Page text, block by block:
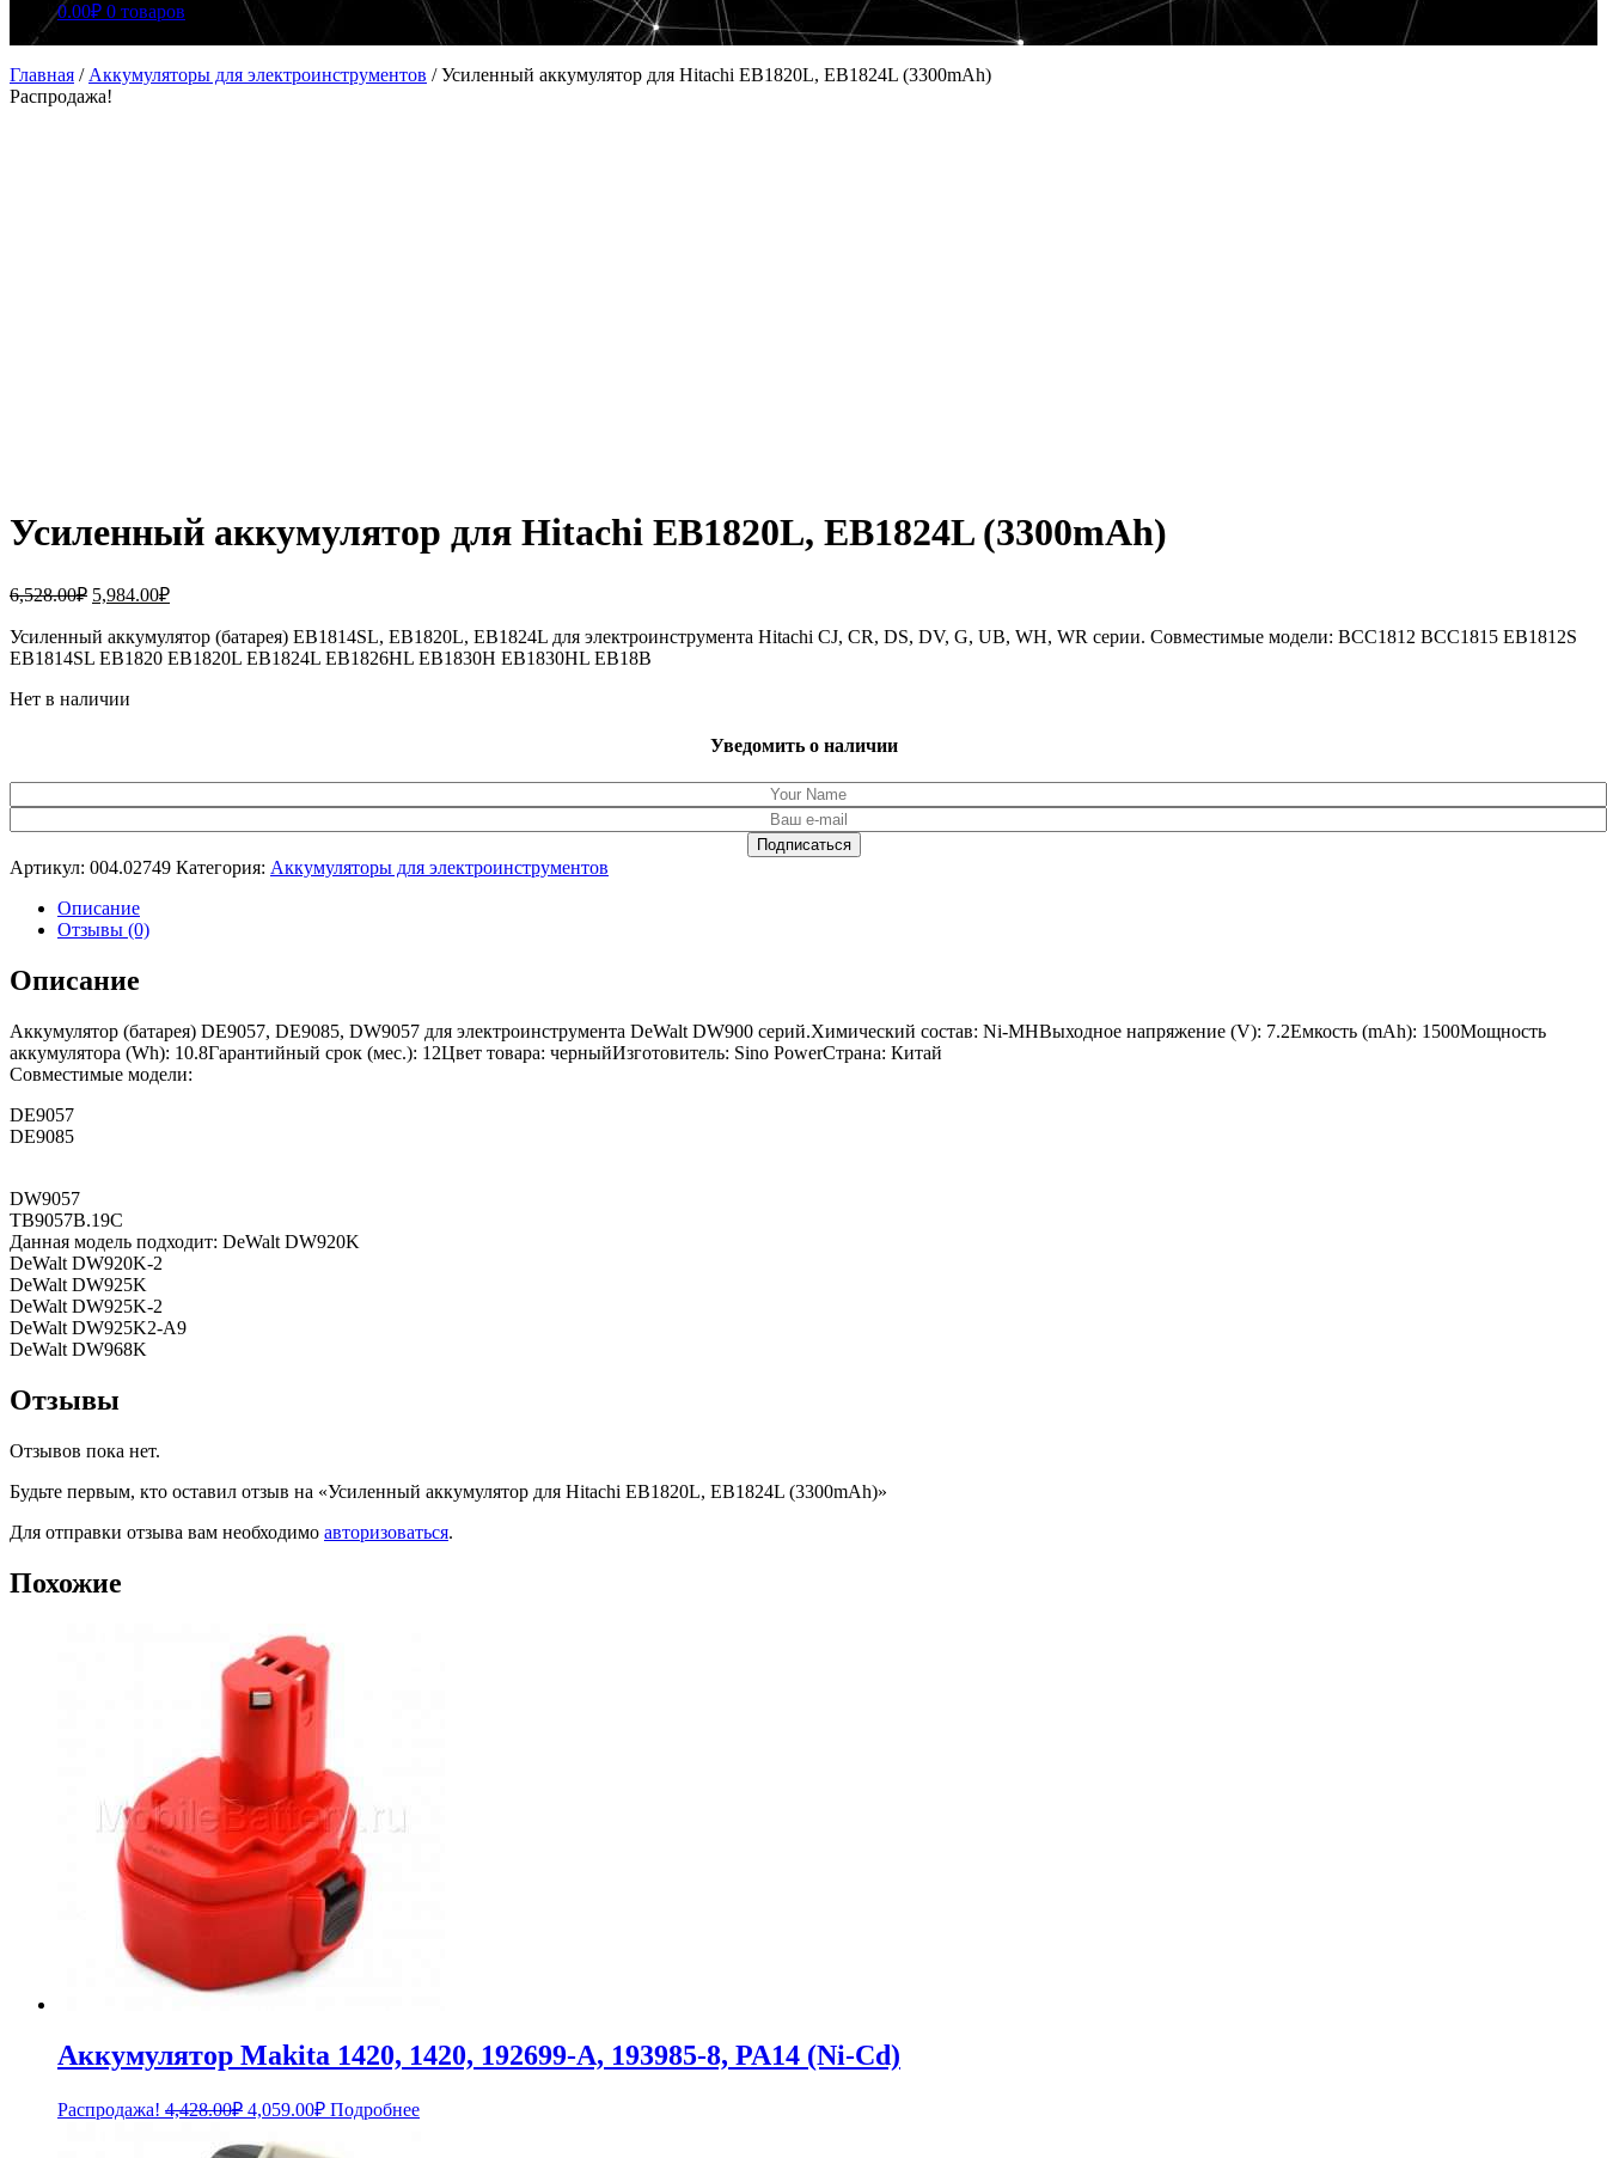
0.00₽ 0 товаров
Главная / Аккумуляторы для электроинструментов /Усиленный аккумулятор для Hitachi EB1820L, EB1824L (3300mAh)
Распродажа!
Усиленный аккумулятор для Hitachi EB1820L, EB1824L (3300mAh)
6,528.00₽ Первоначальная
составляла
6,528.00₽.
5,984.00₽Текущая
5,984.00₽.
Усиленный аккумулятор (батарея) EB1814SL, EB1820L, EB1824L для электроинструмента Hitachi CJ, CR, DS, DV, G, UB, WH, WR серии. Совместимые модели: BCC1812 BCC1815 EB1812S
EB1814SL EB1820 EB1820L EB1824L EB1826HL EB1830H EB1830HL EB18B
Нет в наличии
Уведомить о наличии
Артикул: 004.02749 Категория: Аккумуляторы для электроинструментов
Описание
Отзывы (0)
Описание
Аккумулятор (батарея) DE9057, DE9085, DW9057 для электроинструмента DeWalt DW900 серий.Химический состав: Ni-MHВыходное напряжение (V): 7.2Емкость (mAh): 1500Мощность
аккумулятора (Wh): 10.8Гарантийный срок (мес.): 12Цвет товара: черныйИзготовитель: Sino PowerСтрана: Китай
Совместимые модели:
DE9057
DE9085
DW9057
TB9057B.19C
Данная модель подходит: DeWalt DW920K
DeWalt DW920K-2
DeWalt DW925K
DeWalt DW925K-2
DeWalt DW925K2-A9
DeWalt DW968K
Отзывы
Отзывов пока нет.
Будьте первым, кто оставил отзыв на «Усиленный аккумулятор для Hitachi EB1820L, EB1824L (3300mAh)»
Для отправки отзыва вам необходимо авторизоваться.
Похожие
Аккумулятор Makita 1420, 1420, 192699-A, 193985-8, PA14 (Ni-Cd)
Распродажа! 4,428.00₽ Первоначальная
составляла
4,059.00₽Текущая
цена:
4,059.00₽.
Подробнее